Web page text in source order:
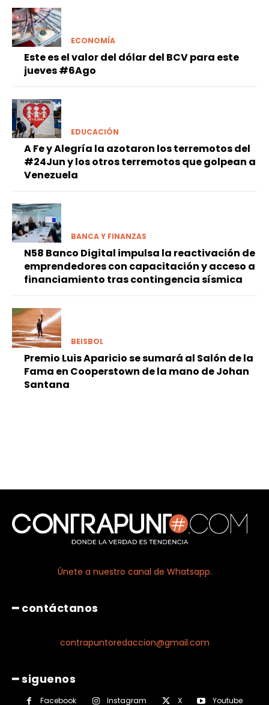
ECONOMÍA
Este es el valor del dólar del BCV para este
jueves #6Ago
EDUCACIÓN
A Fe y Alegría la azotaron los terremotos del
#24Jun y los otros terremotos que golpean a
Venezuela
BANCA Y FINANZAS
N58 Banco Digital impulsa la reactivación de
emprendedores con capacitación y acceso a
financiamiento tras contingencia sísmica
BEISBOL
Premio Luis Aparicio se sumará al Salón de la
Fama en Cooperstown de la mano de Johan
Santana
Únete a nuestro canal de Whatsapp.
━ contáctanos
contrapuntoredaccion@gmail.com
━ siguenos
Facebook Instagram X Youtube